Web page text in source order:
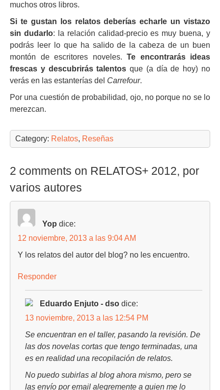
muchos otros libros.
Si te gustan los relatos deberías echarle un vistazo
sin dudarlo: la relación calidad-precio es muy buena, y
podrás leer lo que ha salido de la cabeza de un buen
montón de escritores noveles. Te encontrarás ideas
frescas y descubrirás talentos que (a día de hoy) no
verás en las estanterías del Carrefour.
Por una cuestión de probabilidad, ojo, no porque no se lo
merezcan.
Category: Relatos, Reseñas
2 comments on RELATOS+ 2012, por
varios autores
Yop dice:
12 noviembre, 2013 a las 9:04 AM
Y los relatos del autor del blog? no les encuentro.
Responder
Eduardo Enjuto - dso dice:
13 noviembre, 2013 a las 12:54 PM
Se encuentran en el taller, pasando la revisión. De
las dos novelas cortas que tengo terminadas, una
es en realidad una recopilación de relatos.
No puedo subirlas al blog ahora mismo, pero se
las envío por email alegremente a quien me lo